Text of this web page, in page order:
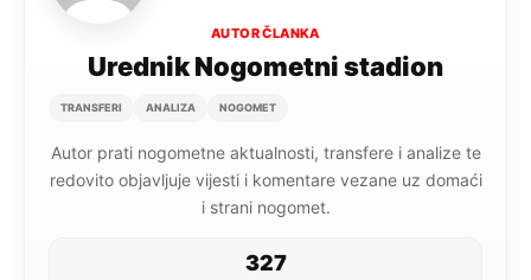
AUTOR ČLANKA
Urednik Nogometni stadion
TRANSFERI ANALIZA NOGOMET
Autor prati nogometne aktualnosti, transfere i analize te
redovito objavljuje vijesti i komentare vezane uz domaći
i strani nogomet.
327